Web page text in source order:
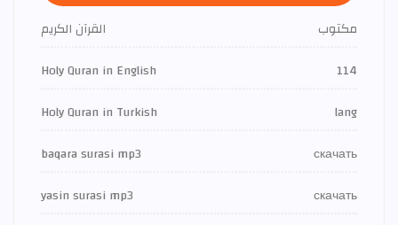
القرآن الكريم
مكتوب
Holy Quran in English
114
Holy Quran in Turkish
lang
baqara surasi mp3
скачать
yasin surasi mp3
скачать